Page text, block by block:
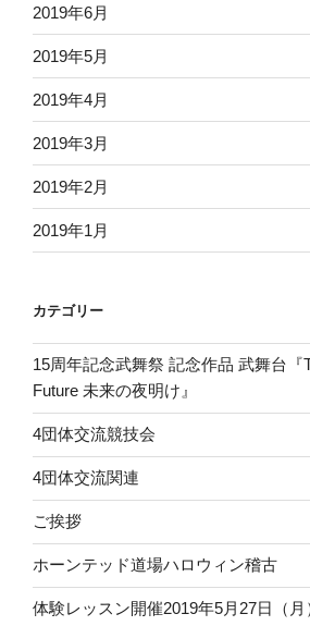
2019年6月
2019年5月
2019年4月
2019年3月
2019年2月
2019年1月
カテゴリー
15周年記念武舞祭 記念作品 武舞台『
Future 未来の夜明け』
4団体交流競技会
4団体交流関連
ご挨拶
ホーンテッド道場ハロウィン稽古
体験レッスン開催2019年5月27日（月